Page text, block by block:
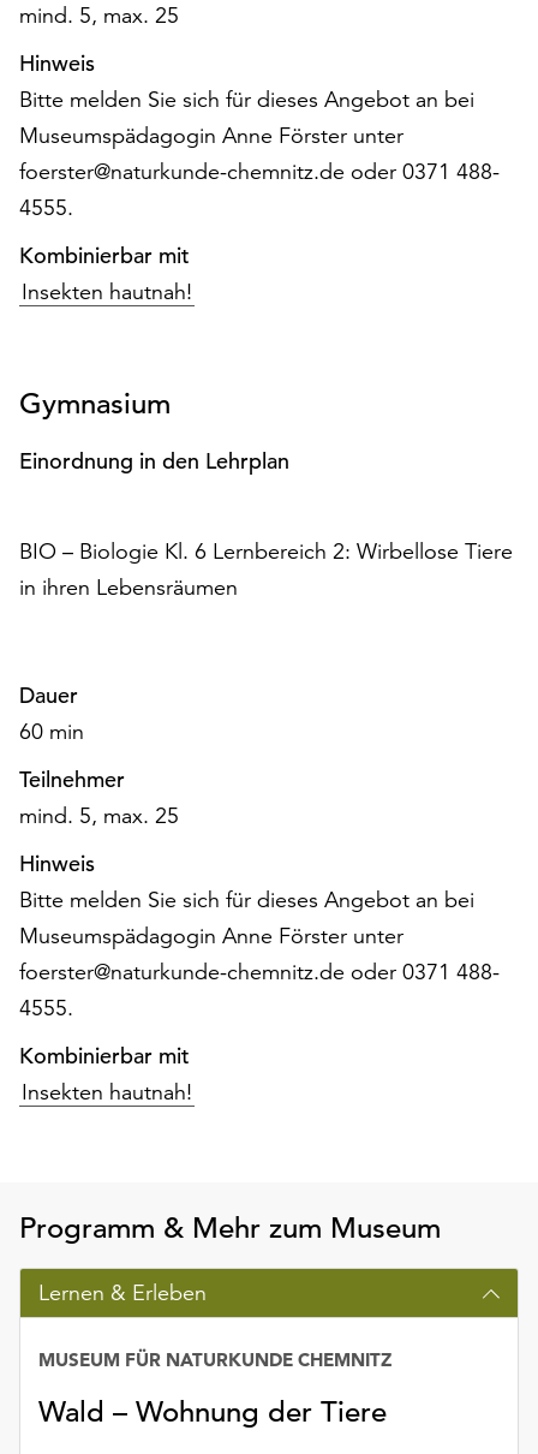
Seite
die
Schaltfläche
„Cookie-
Einstellungen“
zur
Funktionale
Cookies
auch
weiterhin
die
verwendeten
Cookies
die
Einstellungen
die
Schaltfläche
Weitere
finden
Sie
in
Datenschutzerklärung
oder
dem
mind. 5, max. 25
Hinweis
Bitte melden Sie sich für dieses Angebot an bei
Museumspädagogin Anne Förster unter
foerster@naturkunde-chemnitz.de oder 0371 488-
4555.
Kombinierbar mit
Insekten hautnah!
Gymnasium
Einordnung in den Lehrplan
BIO – Biologie Kl. 6 Lernbereich 2: Wirbellose Tiere
in ihren Lebensräumen
Dauer
60 min
Teilnehmer
mind. 5, max. 25
Hinweis
Bitte melden Sie sich für dieses Angebot an bei
Museumspädagogin Anne Förster unter
foerster@naturkunde-chemnitz.de oder 0371 488-
4555.
Kombinierbar mit
Insekten hautnah!
Programm & Mehr zum Museum
Lernen & Erleben
Wald – Wohnung der Tiere
MUSEUM FÜR NATURKUNDE CHEMNITZ